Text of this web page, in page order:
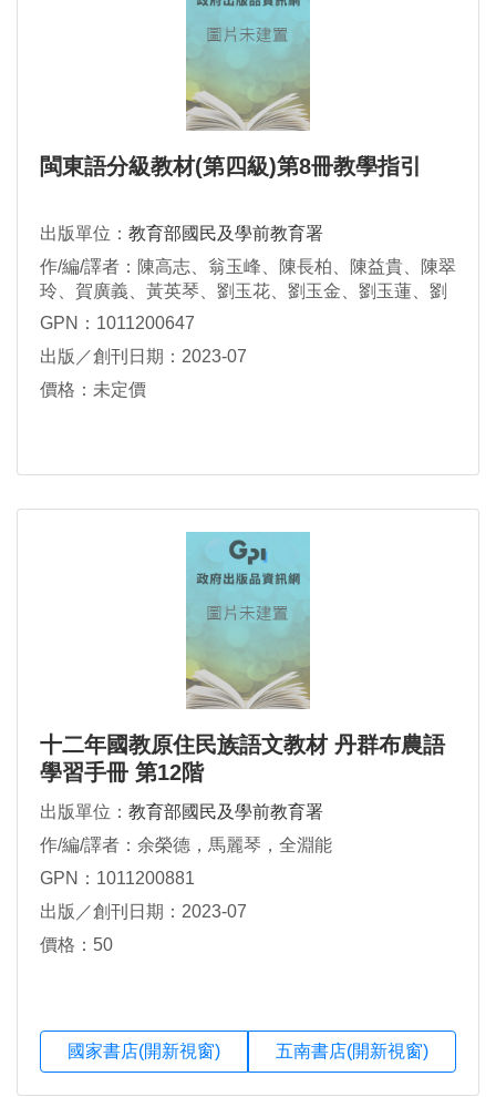
閩東語分級教材(第四級)第8冊教學指引
出版單位： 教育部國民及學前教育署
作/編/譯者：陳高志、翁玉峰、陳長柏、陳益貴、陳翠
玲、賀廣義、黃英琴、劉玉花、劉玉金、劉玉蓮、劉
宏文、劉碧雲
GPN：1011200647
出版／創刊日期：2023-07
價格：未定價
十二年國教原住民族語文教材 丹群布農語
學習手冊 第12階
出版單位： 教育部國民及學前教育署
作/編/譯者：余榮德，馬麗琴，全淵能
GPN：1011200881
出版／創刊日期：2023-07
價格：50
國家書店(開新視窗) 五南書店(開新視窗)